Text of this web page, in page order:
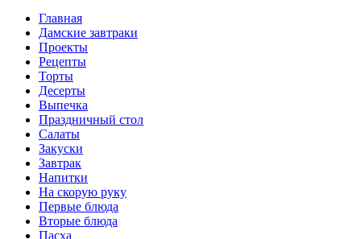
Главная
Дамские завтраки
Проекты
Рецепты
Торты
Десерты
Выпечка
Праздничный стол
Салаты
Закуски
Завтрак
Напитки
На скорую руку
Первые блюда
Вторые блюда
Пасха